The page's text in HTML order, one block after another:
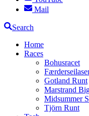
Mail
Search
Home
Races
Bohusracet
Gotland Runt
Marstrand
Midsummer
Tjörn Runt